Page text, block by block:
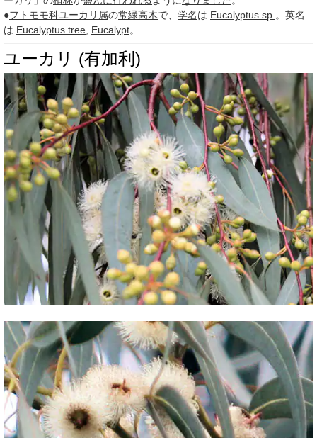
●フトモモ科ユーカリ属の常緑高木で、 学名は Eucalyptus sp. 。英名
は Eucalyptus tree Eucalypt。
ユーカリ (有加利)